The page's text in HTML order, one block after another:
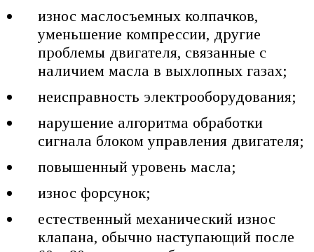
износ маслосъемных колпачков,
уменьшение компрессии, другие
проблемы двигателя, связанные с
наличием масла в выхлопных газах;
неисправность электрооборудования;
нарушение алгоритма обработки
сигнала блоком управления двигателя;
повышенный уровень масла;
износ форсунок;
естественный механический износ
клапана, обычно наступающий после